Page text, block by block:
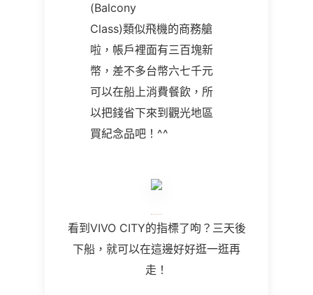
(Balcony
Class)類似飛機的商務艙
啦，帳戶裡面有三百塊新
幣，差不多台幣六七千元
可以在船上消費餐飲，所
以把錢省下來到觀光地區
買紀念品吧！^^
看到VIVO CITY的指標了呴？三天後
下船，就可以在這邊好好逛一逛再
走！